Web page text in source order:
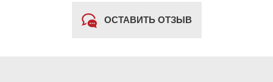
ОСТАВИТЬ ОТЗЫВ